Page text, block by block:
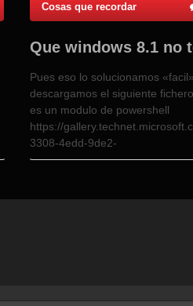
Cosas que recordar
Pues eso lo solucionamos «facil»
descargamos el siguiente
es un modulo de powershell
https://
3308-4edd-9de2-
88dff796b0bc/file/41459/47/